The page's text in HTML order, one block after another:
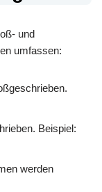
und
umfassen:
Beispiel:
werden